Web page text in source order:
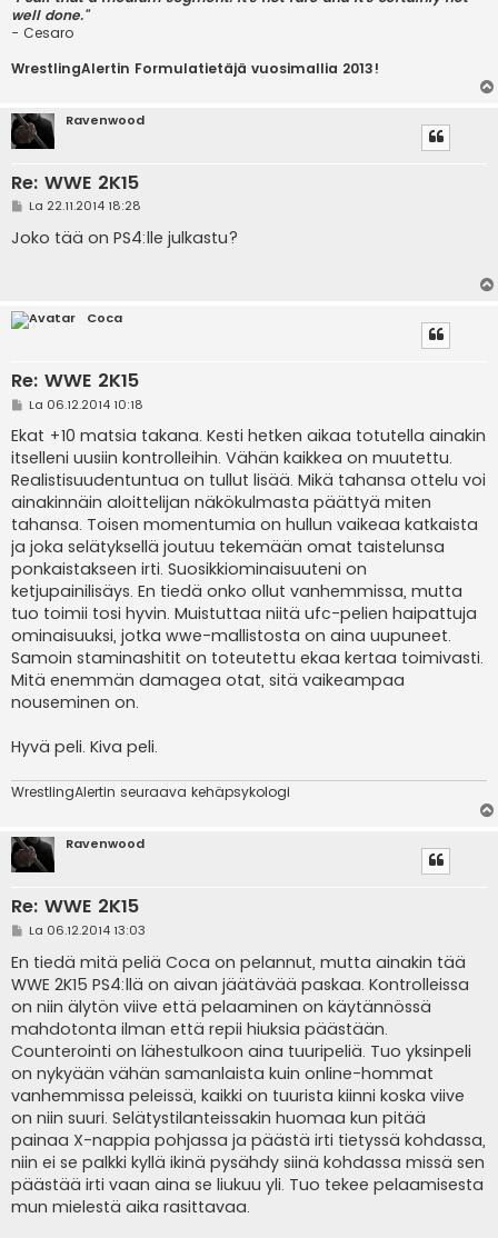
well done."
- Cesaro
WrestlingAlertin Formulatietäjä vuosimallia 2013!
Ravenwood
Re: WWE 2K15
V
e
s
La 22.11.2014 18:28
Joko tää on PS4:lle julkastu?
Coca
Re: WWE 2K15
V
e
s
t
i
La 06.12.2014 10:18
Ekat +10 matsia takana. Kesti hetken aikaa totutella ainakin
itselleni uusiin kontrolleihin. Vähän kaikkea on muutettu.
Realistisuudentuntua on tullut lisää. Mikä tahansa ottelu voi
ainakinnäin aloittelijan näkökulmasta päättyä miten
tahansa. Toisen momentumia on hullun vaikeaa katkaista
ja joka selätyksellä joutuu tekemään omat taistelunsa
ponkaistakseen irti. Suosikkiominaisuuteni on
ketjupainilisäys. En tiedä onko ollut vanhemmissa, mutta
tuo toimii tosi hyvin. Muistuttaa niitä ufc-pelien haipattuja
ominaisuuksi, jotka wwe-mallistosta on aina uupuneet.
Samoin staminashitit on toteutettu ekaa kertaa toimivasti.
Mitä enemmän damagea otat, sitä vaikeampaa
nouseminen on.
Hyvä peli. Kiva peli.
WrestlingAlertin seuraava kehäpsykologi
Ravenwood
Re: WWE 2K15
V
e
s
t
i
La 06.12.2014 13:03
En tiedä mitä peliä Coca on pelannut, mutta ainakin tää
WWE 2K15 PS4:llä on aivan jäätävää paskaa. Kontrolleissa
on niin älytön viive että pelaaminen on käytännössä
mahdotonta ilman että repii hiuksia päästään.
Counterointi on lähestulkoon aina tuuripeliä. Tuo yksinpeli
on nykyään vähän samanlaista kuin online-hommat
vanhemmissa peleissä, kaikki on tuurista kiinni koska viive
on niin suuri. Selätystilanteissakin huomaa kun pitää
painaa X-nappia pohjassa ja päästä irti tietyssä kohdassa,
niin ei se palkki kyllä ikinä pysähdy siinä kohdassa missä sen
päästää irti vaan aina se liukuu yli. Tuo tekee pelaamisesta
mun mielestä aika rasittavaa.